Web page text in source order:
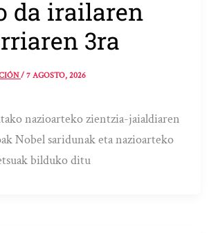
da irailaren
3ra
/7 AGOSTO, 2026
nazioarteko zientzia-jaialdiaren
Nobel saridunak eta nazioarteko
bilduko ditu